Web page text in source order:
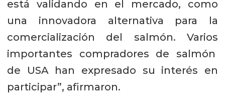
está validando en el mercado, como
una innovadora alternativa para la
comercialización del salmón. Varios
importantes compradores de salmón
de USA han expresado su interés en
participar”, afirmaron.